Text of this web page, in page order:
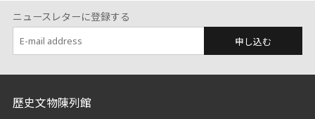
ニュースレターに登録する
申し込む
歷史文物陳列館